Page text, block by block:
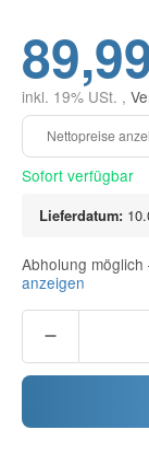
inkl. 19% USt. ,
Sofort verfügbar
Lieferdatum:
Abholung
anzeigen